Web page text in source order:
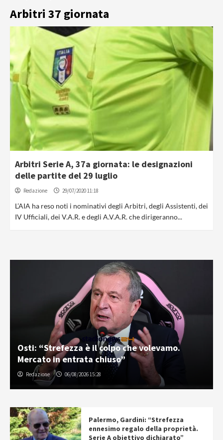
Arbitri 37 giornata
Arbitri Serie A, 37a giornata: le designazioni
delle partite del 29 luglio
Redazione 29/07/2020 11:18
L’AIA ha reso noti i nominativi degli Arbitri, degli Assistenti, dei
IV Ufficiali, dei V.A.R. e degli A.V.A.R. che dirigeranno...
Osti: “Strefezza è il colpo che volevamo.
Mercato in entrata chiuso”
Redazione 06/08/2026 15:28
Palermo, Gardini: “Strefezza
ennesimo regalo della proprietà.
Serie A obiettivo dichiarato”